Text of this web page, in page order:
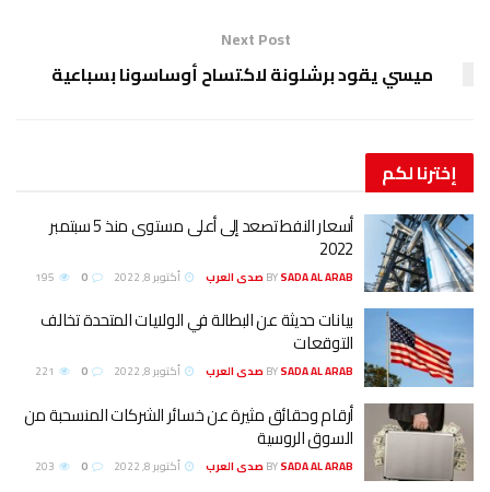
Next Post
ميسي يقود برشلونة لاكتساح أوساسونا بسباعية
إخترنالكم
أسعار النفط تصعد إلى أعلى مستوى منذ 5 سبتمبر
2022
BYSADA AL ARAB صدى العرب أكتوبر 8, 2022
بيانات حديثة عن البطالة في الولايات المتحدة تخالف
التوقعات
BYSADA AL ARAB صدى العرب أكتوبر 8, 2022
أرقام وحقائق مثيرة عن خسائر الشركات المنسحبة من
السوق الروسية
BYSADA AL ARAB صدى العرب أكتوبر 8, 2022